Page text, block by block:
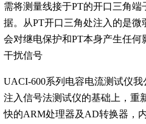
需将测量线接于PT的开口三角
据。从PT开口三角处注入的是
会对继电保护和PT本身产生任何
干扰信号
UACI-600系列电容电流测试仪
注入信号法测试仪的基础上，重
快的ARM处理器及AD转换器，